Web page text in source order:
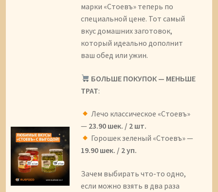
марки «Стоевъ» теперь по
специальной цене. Тот самый
вкус домашних заготовок,
который идеально дополнит
ваш обед или ужин.
БОЛЬШЕ ПОКУПОК — МЕНЬШЕ
ТРАТ:
Лечо классическое «Стоевъ»
— 23.90 шек. / 2 шт.
Горошек зеленый «Стоевъ» —
19.90 шек. / 2 уп.
Зачем выбирать что-то одно,
если можно взять в два раза